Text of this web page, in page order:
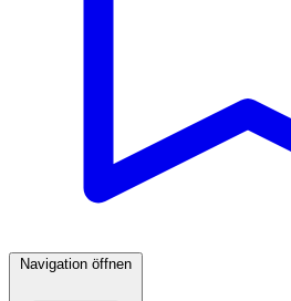
Navigation öffnen